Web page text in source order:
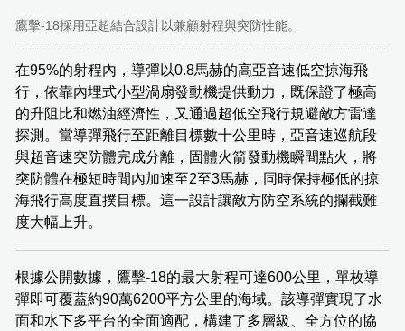
鷹擊-18採用亞超結合設計以兼顧射程與突防性能。
在95%的射程內，導彈以0.8馬赫的高亞音速低空掠海飛
行，依靠內埋式小型渦扇發動機提供動力，既保證了極高
的升阻比和燃油經濟性，又通過超低空飛行規避敵方雷達
探測。當導彈飛行至距離目標數十公里時，亞音速巡航段
與超音速突防體完成分離，固體火箭發動機瞬間點火，將
突防體在極短時間內加速至2至3馬赫，同時保持極低的掠
海飛行高度直撲目標。這一設計讓敵方防空系統的攔截難
度大幅上升。
根據公開數據，鷹擊-18的最大射程可達600公里，單枚導
彈即可覆蓋約90萬6200平方公里的海域。該導彈實現了水
面和水下多平台的全面適配，構建了多層級、全方位的協